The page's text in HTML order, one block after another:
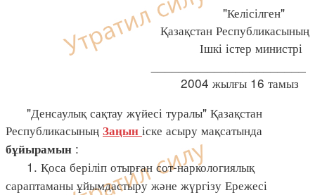
"Келісілген"
Қазақстан Республикасының
Ішкі істер министрі
2004 жылғы 16 тамыз
"Денсаулық сақтау жүйесі туралы" Қазақстан
Республикасының Заңын іске асыру мақсатында
бұйырамын :
1. Қоса беріліп отырған сот-наркологиялық
сараптаманы ұйымдастыру және жүргізу Ережесі